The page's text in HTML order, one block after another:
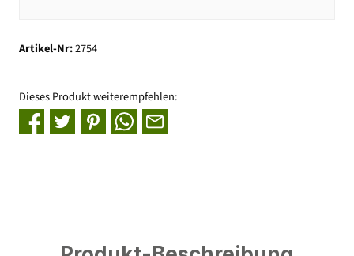
Artikel-Nr:2754
Dieses Produkt weiterempfehlen: